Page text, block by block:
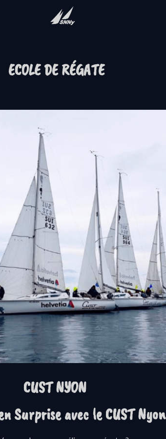
ECOLE DE RÉGATE
CUST NYON
Surprise avec le CUST